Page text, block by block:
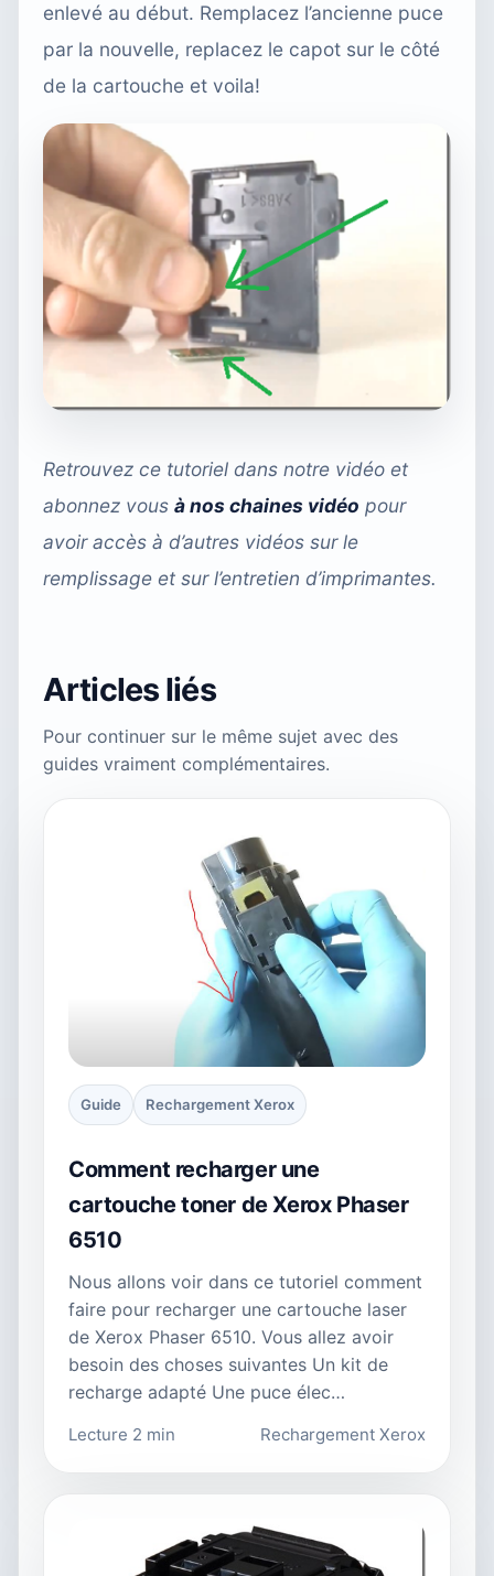
enlevé au début. Remplacez l’ancienne puce
par la nouvelle, replacez le capot sur le côté
de la cartouche et voila!
Retrouvez ce tutoriel dans notre vidéo et
abonnez vous à nos chaines vidéo pour
avoir accès à d’autres vidéos sur le
remplissage et sur l’entretien d’imprimantes.
Articles liés
Pour continuer sur le même sujet avec des
guides vraiment complémentaires.
Guide Rechargement Xerox
Comment recharger une
cartouche toner de Xerox Phaser
6510
Nous allons voir dans ce tutoriel comment
faire pour recharger une cartouche laser
de Xerox Phaser 6510. Vous allez avoir
besoin des choses suivantes Un kit de
recharge adapté Une puce élec…
Lecture 2 min Rechargement Xerox